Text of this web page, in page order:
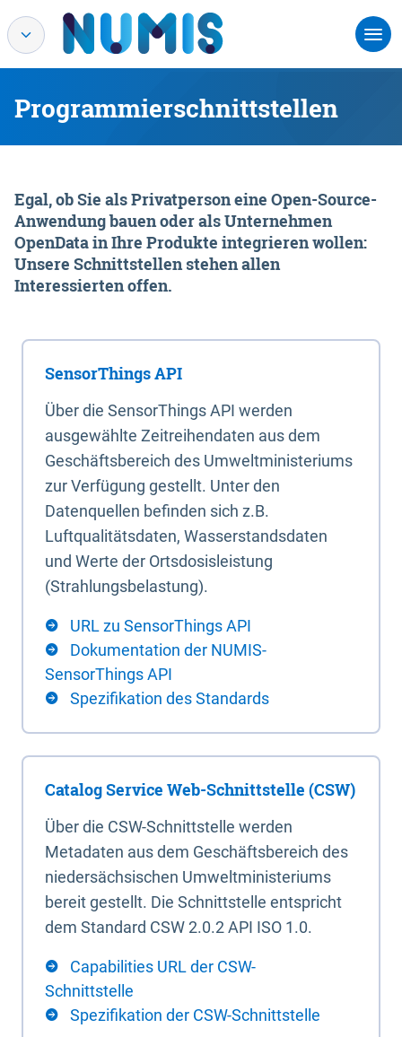
Programmierschnittstellen
Egal, ob Sie als Privatperson eine Open-Source-
Anwendung bauen oder als Unternehmen
OpenData in Ihre Produkte integrieren wollen:
Unsere Schnittstellen stehen allen
Interessierten offen.
SensorThings API
Über die SensorThings API werden
ausgewählte Zeitreihendaten aus dem
Geschäftsbereich des Umweltministeriums
zur Verfügung gestellt. Unter den
Datenquellen befinden sich z.B.
Luftqualitätsdaten, Wasserstandsdaten
und Werte der Ortsdosisleistung
(Strahlungsbelastung).
URL zu SensorThings API
Dokumentation der NUMIS-
SensorThings API
Spezifikation des Standards
Catalog Service Web-Schnittstelle (CSW)
Über die CSW-Schnittstelle werden
Metadaten aus dem Geschäftsbereich des
niedersächsischen Umweltministeriums
bereit gestellt. Die Schnittstelle entspricht
dem Standard CSW 2.0.2 API ISO 1.0.
Capabilities URL der CSW-
Schnittstelle
Spezifikation der CSW-Schnittstelle